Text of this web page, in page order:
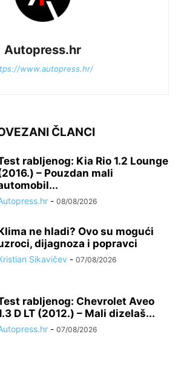
Autopress.hr
www.autopress.hr/
ČLANCI
rabljenog: Kia Rio 1.2 Lounge
– Pouzdan mali
- 08/08/2026
ne hladi? Ovo su mogući
dijagnoza i popravci
Sikavičev - 07/08/2026
rabljenog: Chevrolet Aveo
D LT (2012.) – Mali dizelaš...
- 07/08/2026